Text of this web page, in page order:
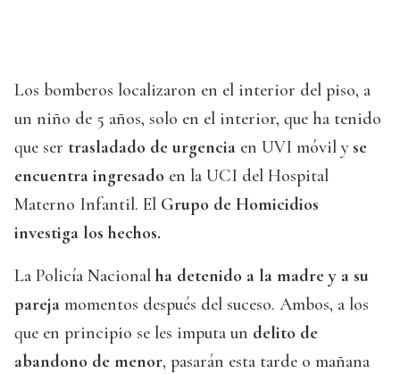
Los bomberos localizaron en el interior del piso, a
un niño de 5 años, solo en el interior, que ha tenido
que ser trasladado de urgencia en UVI móvil y se
encuentra ingresado en la UCI del Hospital
Materno Infantil. El Grupo de Homicidios
investiga los hechos.
La Policía Nacional ha detenido a la madre y a su
pareja momentos después del suceso. Ambos, a los
que en principio se les imputa un delito de
abandono de menor, pasarán esta tarde o mañana